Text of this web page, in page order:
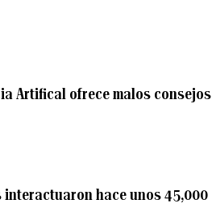
Artifical ofrece malos consejos
hace unos 45,000